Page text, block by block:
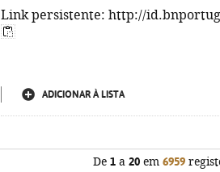
Link persistente: http://
ADICIONAR À LISTA
De 1a 20em 6959